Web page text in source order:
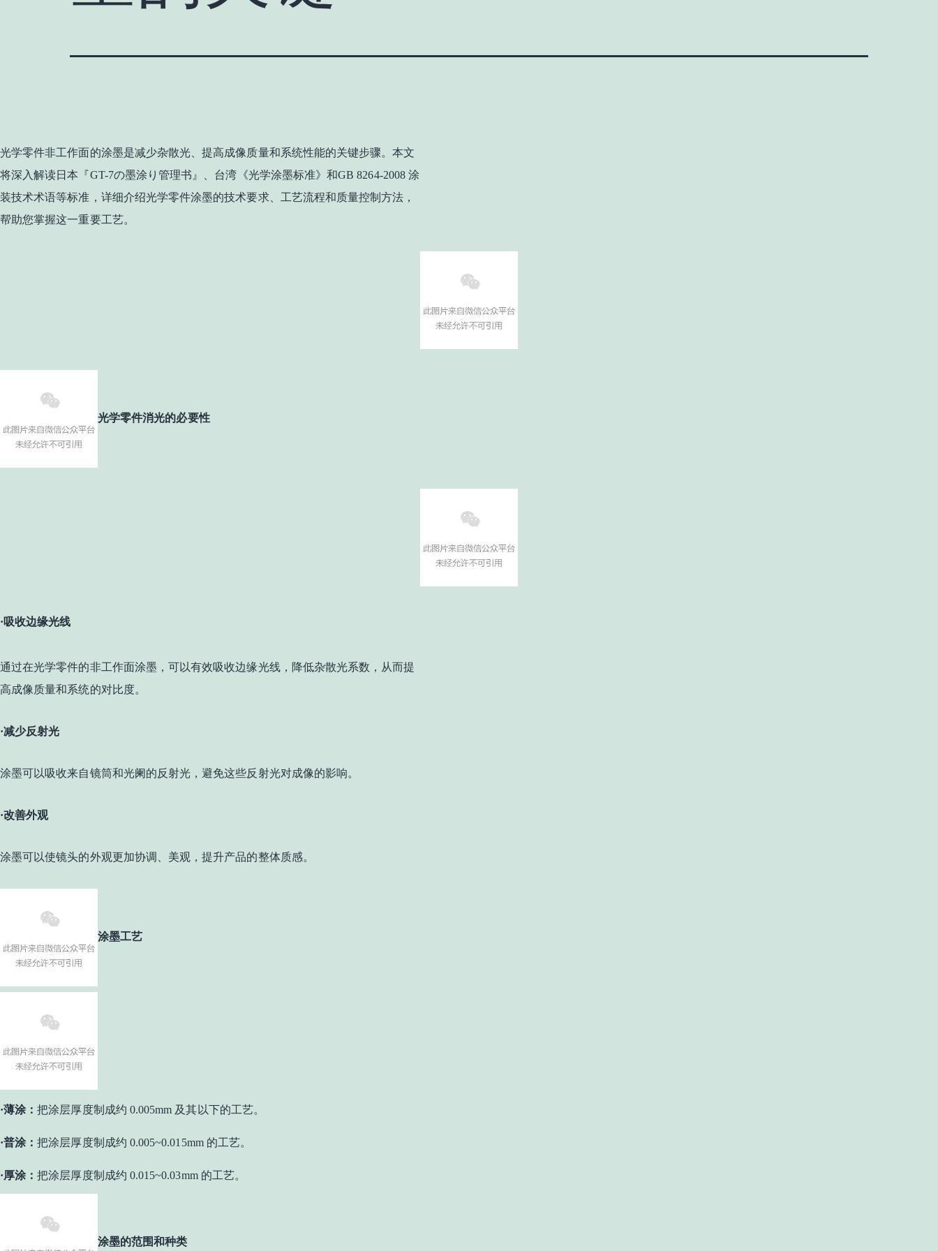
光学零件非工作面的涂墨是减少杂散光、提高成像质量和系统性能的关键步骤。本文
将深入解读日本『GT-7の墨涂り管理书』、台湾《光学涂墨标准》和GB 8264-2008 涂
装技术术语等标准 ，详细介绍光学零件涂墨的技术要求、工艺流程和质量控制方法 ，
帮助您掌握这一重要工艺。
光学零件消光的必要性
·吸收边缘光线
通过在光学零件的非工作面涂墨，可以有效吸收边缘光线，降低杂散光系数，从而提
高成像质量和系统的对比度。
·减少反射光
涂墨可以吸收来自镜筒和光阑的反射光，避免这些反射光对成像的影响。
·改善外观
涂墨可以使镜头的外观更加协调、美观，提升产品的整体质感。
涂墨工艺
·薄涂：把涂层厚度制成约 0.005mm 及其以下的工艺。
·普涂：把涂层厚度制成约 0.005~0.015mm 的工艺。
·厚涂：把涂层厚度制成约 0.015~0.03mm 的工艺。
涂墨的范围和种类